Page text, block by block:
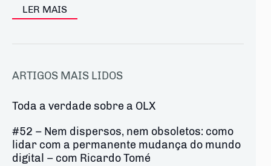
LER MAIS
ARTIGOS MAIS LIDOS
Toda a verdade sobre a OLX
#52 – Nem dispersos, nem obsoletos: como
lidar com a permanente mudança do mundo
digital – com Ricardo Tomé